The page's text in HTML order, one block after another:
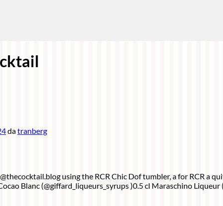
datranberg
using the RCR Chic Dof tumbler, a for RCR a
Blanc (@giffard_liqueurs_syrups )0.5 cl Maraschino